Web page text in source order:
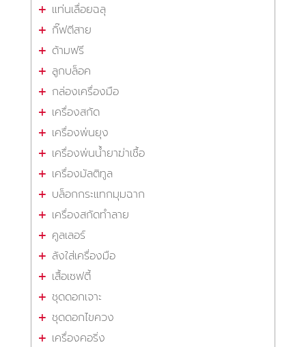
แท่นเลื่อยฉลุ
กิ๊ฟตีสาย
ด้ามฟรี
ลูกบล็อค
กล่องเครื่องมือ
เครื่องสกัด
เครื่องพ่นยุง
เครื่องพ่นน้ำยาฆ่าเชื้อ
เครื่องมัลติทูล
บล็อกกระแทกมุมฉาก
เครื่องสกัดทำลาย
คูลเลอร์
ลังใส่เครื่องมือ
เสื้อเซฟตี้
ชุดดอกเจาะ
ชุดดอกไขควง
เครื่องคอริ่ง